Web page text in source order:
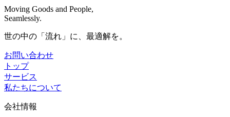
Moving Goods and People,
Seamlessly.
世の中の「流れ」に、最適解を。
お問い合わせ
トップ
サービス
私たちについて
会社情報